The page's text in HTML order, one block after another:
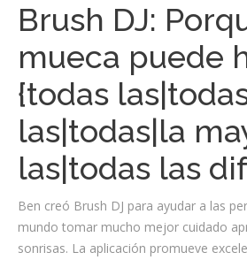
Brush DJ:
mueca puede
{todas
las|todas|la
las|todas las
Ben creó Brush DJ para ayudar a las
mundo tomar mucho mejor cuidado
sonrisas. La aplicación promueve